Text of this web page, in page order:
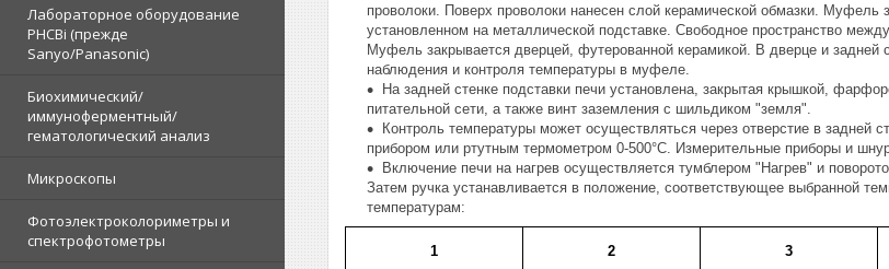
Лабораторное оборудование
PHCBi (прежде
Sanyo/Panasonic)
Биохимический/
иммуноферментный/
гематологический анализ
Микроскопы
Фотоэлектроколориметры и
спектрофотометры
проволоки. Поверх проволоки нанесен слой керамической обмазки.
установленном на металлической подставке. Свободное пространство
Муфель закрывается дверцей, футерованной керамикой. В дверце и задней
наблюдения и контроля температуры в муфеле.
На задней стенке подставки печи установлена, закрытая крышкой,
питательной сети, а также винт заземления с шильдиком "земля".
Контроль температуры может осуществляться через отверстие в
прибором или ртутным термометром 0-500°С. Измерительные приборы и
Включение печи на нагрев осуществляется тумблером "Нагрев" и
Затем ручка устанавливается в положение, соответствующее выбранной
температурам:
1 2 3